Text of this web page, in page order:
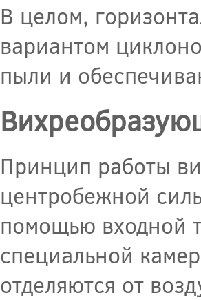
В целом,
вариантом
пыли и
Принцип работы
центробежной
помощью входной
специальной
отделяются от